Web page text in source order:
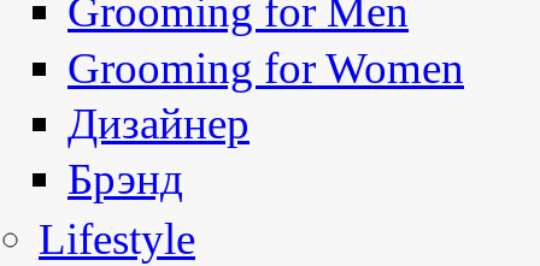
Grooming for Men
Grooming for Women
Дизайнер
Брэнд
Lifestyle